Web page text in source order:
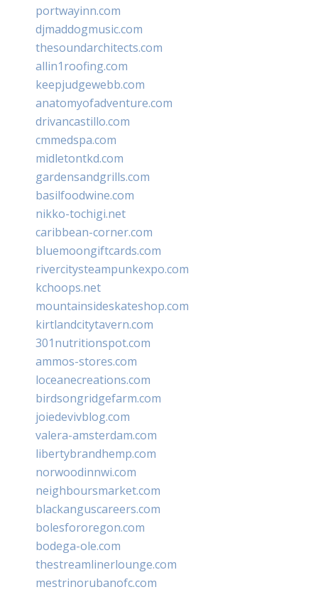
portwayinn.com
djmaddogmusic.com
thesoundarchitects.com
allin1roofing.com
keepjudgewebb.com
anatomyofadventure.com
drivancastillo.com
cmmedspa.com
midletontkd.com
gardensandgrills.com
basilfoodwine.com
nikko-tochigi.net
caribbean-corner.com
bluemoongiftcards.com
rivercitysteampunkexpo.com
kchoops.net
mountainsideskateshop.com
kirtlandcitytavern.com
301nutritionspot.com
ammos-stores.com
loceanecreations.com
birdsongridgefarm.com
joiedevivblog.com
valera-amsterdam.com
libertybrandhemp.com
norwoodinnwi.com
neighboursmarket.com
blackanguscareers.com
bolesfororegon.com
bodega-ole.com
thestreamlinerlounge.com
mestrinorubanofc.com